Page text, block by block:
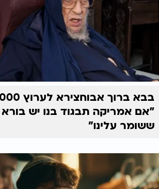
"אם אמריקה תבגוד בנו יש
ששומר עלינו"